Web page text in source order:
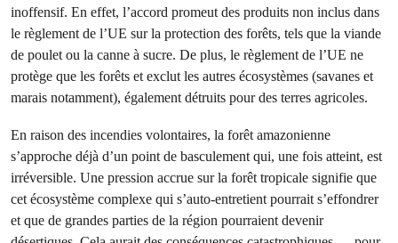
inoffensif. En effet, l’accord promeut des produits non inclus dans
le règlement de l’UE sur la protection des forêts, tels que la viande
de poulet ou la canne à sucre. De plus, le règlement de l’UE ne
protège que les forêts et exclut les autres écosystèmes (savanes et
marais notamment), également détruits pour des terres agricoles.
En raison des incendies volontaires, la forêt amazonienne
s’approche déjà d’un point de basculement qui, une fois atteint, est
irréversible. Une pression accrue sur la forêt tropicale signifie que
cet écosystème complexe qui s’auto-entretient pourrait s’effondrer
et que de grandes parties de la région pourraient devenir